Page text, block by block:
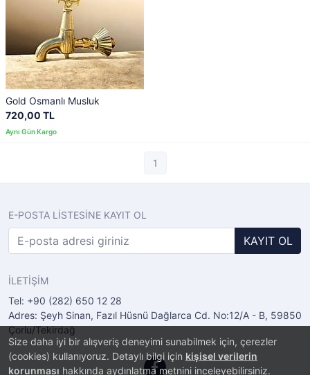
Size daha iyi bir alışveriş deneyimi sunabilmek için, çerezler
(cookies) kullanıyoruz. Detaylı bilgi için kişisel verilerin
korunması hakkında aydınlatma metnini inceleyebilirsiniz.
Gold Osmanlı Musluk
720,00 TL
1
E-POSTA LİSTESİNE KAYIT OL
KAYIT OL
İLETİŞİM
Tel: +90 (282) 650 12 28
Adres: Şeyh Sinan, Fazıl Hüsnü Dağlarca Cd. No:12/A - B, 59850
Çorlu/Tekirdağ